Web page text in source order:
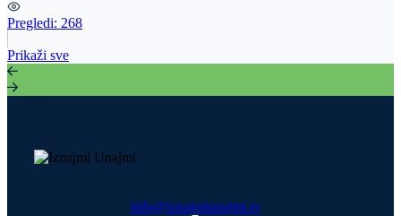
Pregledi: 268
Prikaži sve
info@iznajmiunajmi.rs